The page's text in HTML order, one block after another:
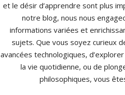
et le désir d’apprendre sont plus
notre blog, nous nous
informations variées et
sujets. Que vous soyez curieux
avancées technologiques,
la vie quotidienne, ou de
philosophiques, vous